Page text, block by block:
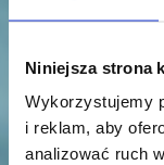
Niniejsza strona
Wykorzystujemy
i reklam, aby
analizować ruch